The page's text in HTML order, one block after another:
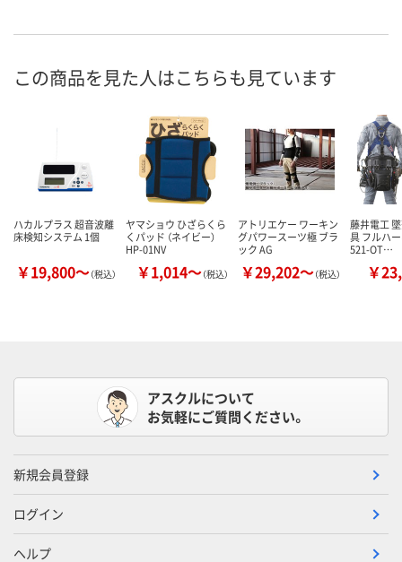
この商品を見た人はこちらも見ています
ハカルプラス 超音波離
床検知システム 1個
￥19,800～（税込）
ヤマショウ ひざらくら
くパッド （ネイビー）
HP-01NV
￥1,014～（税込）
アトリエケー ワーキン
グパワースーツ極 ブラ
ック AG
￥29,202～（税込）
藤井電工
具 フルハ
521-OT…
￥
アスクルについて
お気軽にご質問ください。
新規会員登録
ログイン
ヘルプ